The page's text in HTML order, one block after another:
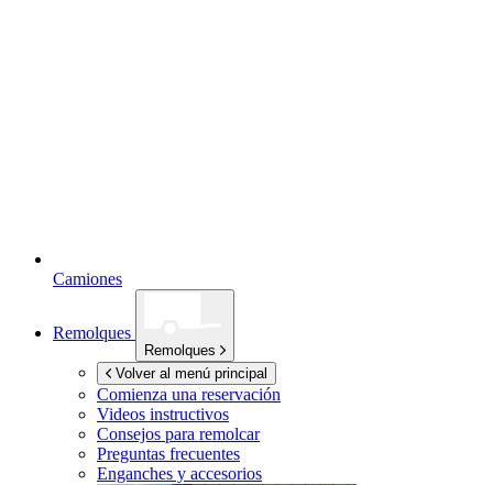
Camiones
Remolques
Remolques
Volver al menú principal
Comienza una reservación
Videos instructivos
Consejos para remolcar
Preguntas frecuentes
Enganches y accesorios